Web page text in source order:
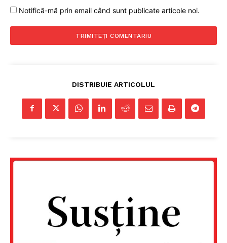
Notifică-mă prin email când sunt publicate articole noi.
DISTRIBUIE ARTICOLUL